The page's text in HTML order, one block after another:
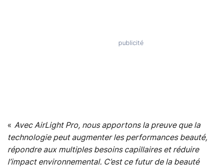
« Avec AirLight Pro, nous apportons la preuve que la
technologie peut augmenter les performances beauté,
répondre aux multiples besoins capillaires et réduire
l’impact environnemental. C’est ce futur de la beauté